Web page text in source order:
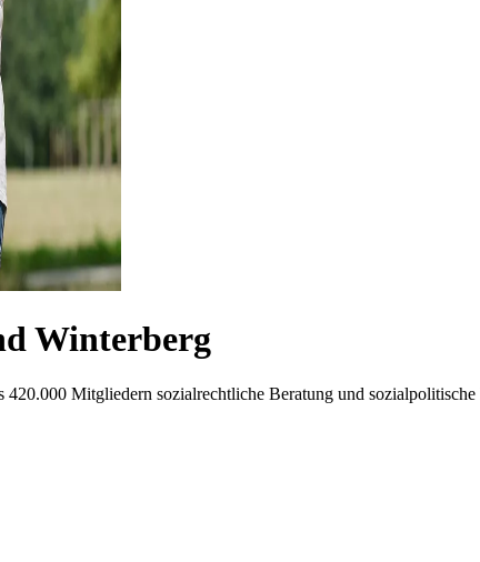
Winterberg
Mitgliedern sozialrechtliche Beratung und sozialpolitische